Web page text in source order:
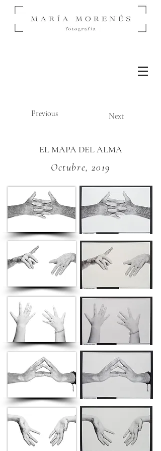
Previous Next
EL MAPA DEL ALMA
Octubre, 2019